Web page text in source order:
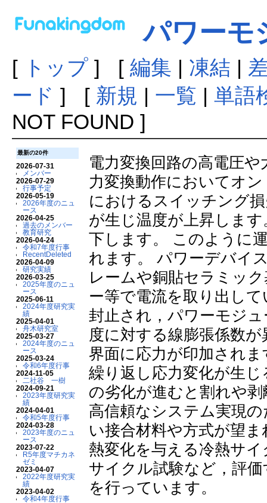
パワーモ
[ トップ] [ 編集 | 凍結 |
ード ] [ 新規 | 一覧 | 単語
NOT FOUND ]
最新の20件
2026-07-31
メンバー
2026-07-29
行事予定
2026-05-19
2026年度のニュ
ース
2026-04-25
過去のメンバー
教育研究
2026-04-24
令和7年度行事
RecentDeleted
2026-04-09
研究実績
2026-03-25
2025年度のニュ
ース
2025-06-11
2024年度研究実
績
2025-04-01
舟木研究室
2025-03-27
2024年度のニュ
ース
2025-03-24
令和6年度行事
2024-11-05
二社谷 一樹
2024-09-21
2023年度研究実
績
2024-04-01
令和5年度行事
2024-03-28
2023年度のニュ
ース
2023-07-22
R5年度マチカネ
ゼミ
2023-04-07
2022年度研究実
績
2023-04-02
令和4年度行事
電力変換回路の高電圧
力変換動作においてオ
におけるスイッチング
が生じ温度が上昇しま
下します。 このように
れます。 パワーデバイ
レームや銅貼セラミッ
ー等で電流を取り出し
封止され，パワーモジ
度に対する線膨張係数
界面に応力が印加され
繰り返し応力変化が生
の劣化が進むと割れや
高信頼なシステム実現
い接合材料や方式が望
熱変化を与える冷熱サ
サイクル試験など，評
を行っています。